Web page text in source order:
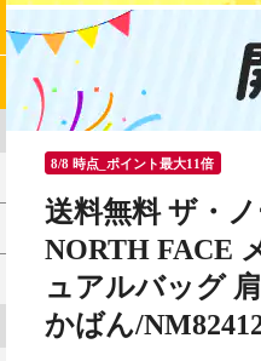
8/8 時点_ポイント最大11倍
送料無料 ザ・
NORTH FACE
ュアルバッグ
かばん/